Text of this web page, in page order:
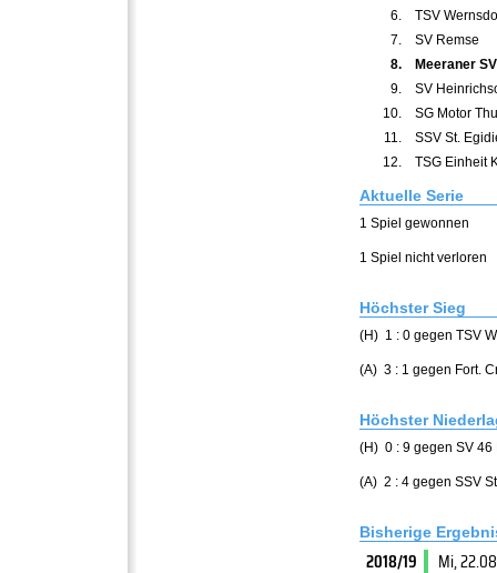
6.
TSV
7.
SV Remse
8.
Meeraner
9.
SV
10.
SG Motor
11.
SSV St.
12.
TSG Einheit
Aktuelle Serie
1 Spiel gewonnen
1 Spiel nicht verloren
Höchster Sieg
(H) 1 : 0 gegen TSV
(A) 3 : 1 gegen Fort.
Höchster
(H) 0 : 9 gegen SV 46
(A) 2 : 4 gegen SSV
Bisherige
2018/19
Mi,